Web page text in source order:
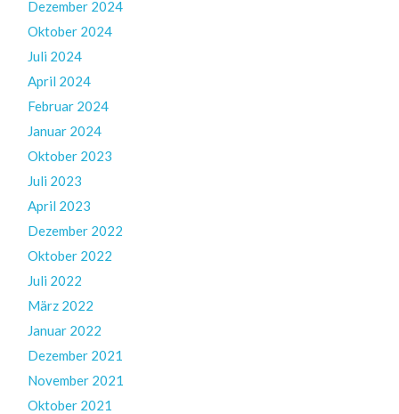
Dezember 2024
Oktober 2024
Juli 2024
April 2024
Februar 2024
Januar 2024
Oktober 2023
Juli 2023
April 2023
Dezember 2022
Oktober 2022
Juli 2022
März 2022
Januar 2022
Dezember 2021
November 2021
Oktober 2021